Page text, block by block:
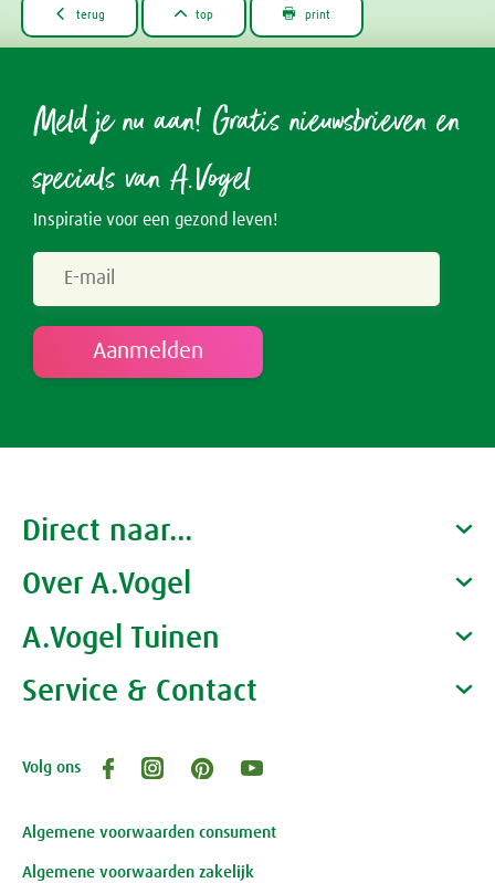
 terug  top  print
Meld je nu aan! Gratis nieuwsbrieven en
specials van A.Vogel
Inspiratie voor een gezond leven!
Direct naar...
Producten
Gezondheidscoaches
Over A.Vogel
Alfred Vogel
Waarom A.Vogel kiezen
A.Vogel Tuinen
Over A.Vogel tuinen
Openingstijden, route en adres
Service & Contact
Klantenservice webwinkel
Review-richtlijnen
Volg ons
Algemene voorwaarden consument
Algemene voorwaarden zakelijk